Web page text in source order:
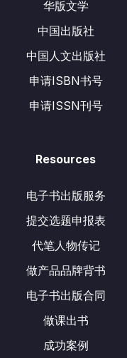
华版文学
中国出版社
中国人文出版社
申请ISBN书号
申请ISSN刊号
Resources
电子书出版服务
提交选题申报表
代笔人物传记
做产品品牌背书
电子书出版合同
做课出书
成功案例